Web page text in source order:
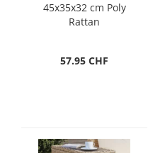
45x35x32 cm Poly
Rattan
57.95 CHF